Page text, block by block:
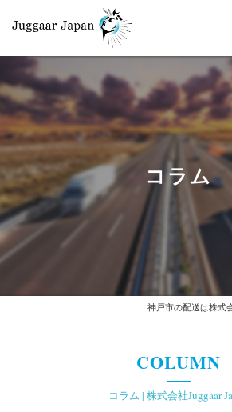
コラム
神戸市の配送は株式
COLUMN
コラム | 株式会社Juggaar